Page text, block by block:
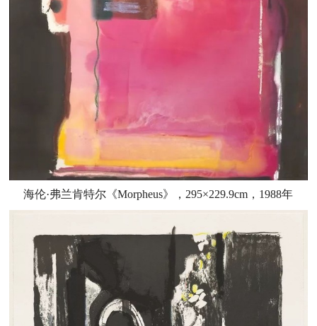
海伦·弗兰肯特尔《Morpheus》，295×229.9cm，1988年